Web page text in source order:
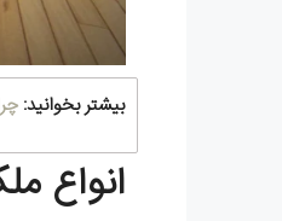
بیشتر بخوانید:
انواع